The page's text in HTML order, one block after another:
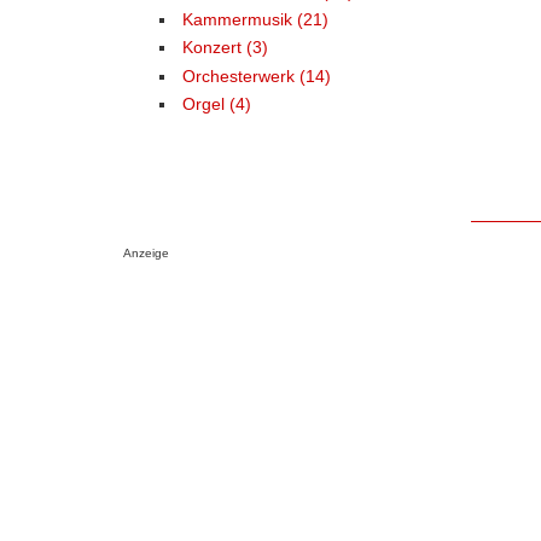
Kammermusik (21)
Konzert (3)
Orchesterwerk (14)
Orgel (4)
Anzeige